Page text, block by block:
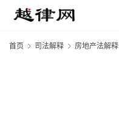
首页 司法解释 房地产法解释